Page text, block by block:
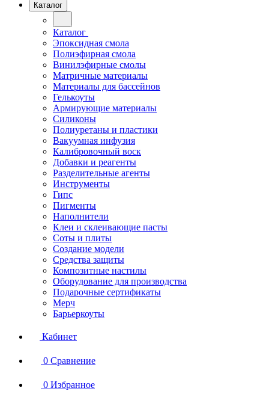
Каталог
Каталог
Эпоксидная смола
Полиэфирная смола
Винилэфирные смолы
Матричные материалы
Материалы для бассейнов
Гелькоуты
Армирующие материалы
Силиконы
Полиуретаны и пластики
Вакуумная инфузия
Калибровочный воск
Добавки и реагенты
Разделительные агенты
Инструменты
Гипс
Пигменты
Наполнители
Клеи и склеивающие пасты
Соты и плиты
Создание модели
Средства защиты
Композитные настилы
Оборудование для производства
Подарочные сертификаты
Мерч
Барьеркоуты
Кабинет
0 Сравнение
0 Избранное